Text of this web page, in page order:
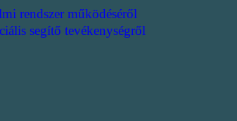
rendszer működéséről
segítő tevékenységről